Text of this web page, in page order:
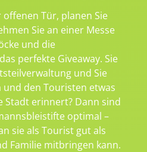
offenen Tür, planen Sie
Sie an einer Messe
und die
perfekte Giveaway. Sie
und Sie
den Touristen etwas
Stadt erinnert? Dann sind
optimal –
sie als Tourist gut als
Familie mitbringen kann.